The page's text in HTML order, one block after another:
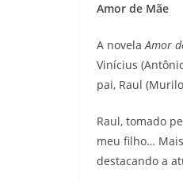
Amor de Mãe
A novelaAmor
Vinícius
pai, Raul
Raul, tomado
meu filho…
destacando a